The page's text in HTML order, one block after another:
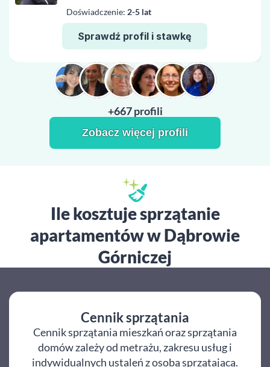
Doświadczenie: 2-5 lat
Sprawdź profil i stawkę
+667 profili
Zobacz więcej profili
Ile kosztuje sprzątanie
apartamentów w Dąbrowie
Górniczej
Cennik sprzątania
Cennik sprzątania mieszkań oraz sprzątania
domów zależy od metrażu, zakresu usług i
indywidualnych ustaleń z osobą sprzątającą.